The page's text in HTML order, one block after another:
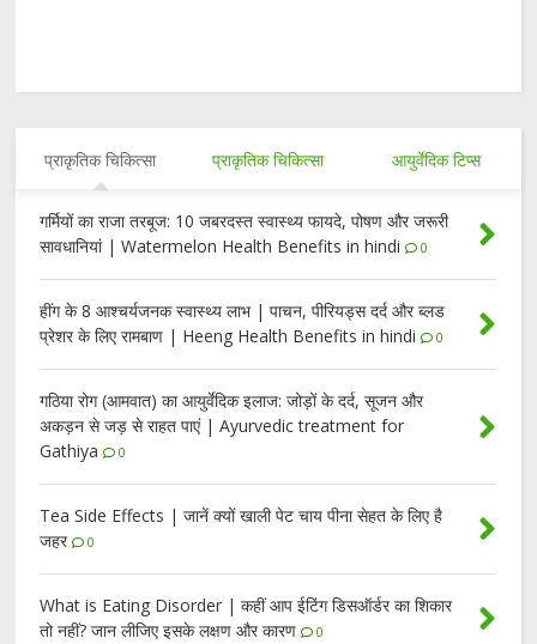
प्राकृतिक चिकित्सा प्राकृतिक चिकित्सा आयुर्वेदिक टिप्स
गर्मियों का राजा तरबूज: 10 जबरदस्त स्वास्थ्य फायदे, पोषण और जरूरी
सावधानियां | Watermelon Health Benefits in hindi
0
हींग के 8 आश्चर्यजनक स्वास्थ्य लाभ | पाचन, पीरियड्स दर्द और ब्लड
प्रेशर के लिए रामबाण | Heeng Health Benefits in hindi
0
गठिया रोग (आमवात) का आयुर्वेदिक इलाज: जोड़ों के दर्द, सूजन और
अकड़न से जड़ से राहत पाएं | Ayurvedic treatment for
Gathiya
0
Tea Side Effects | जानें क्यों खाली पेट चाय पीना सेहत के लिए है
जहर
0
What is Eating Disorder | कहीं आप ईटिंग डिसऑर्डर का शिकार
तो नहीं? जान लीजिए इसके लक्षण और कारण
0